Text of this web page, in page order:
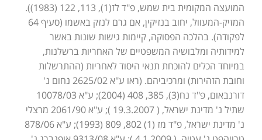
המועצה המקומית בית שמש, פ"ד לז(1), 113, 122 (1983)).
המזיק-המעוול, יחוב בנזיקין, אם גרם לנזק באשמו (סעיף 64
לפקודה). בהלכה הפסוקה, קיימות גישות שונות באשר
למידותיה ומלבושיה המשפטיים של האחריות ברשלנות,
במיוחד הכלים להוכחת תנאי היסוד לאחריות (ההתרשלות
וחובת הזהירות) ומרכיביהם. (ראו ע"א 2625/02 נחום נ'
דורנבאום, פ"ד נח(3), 385, 408 (2004); ע"א 10078/03
שתיל נ' מדינת ישראל, ( 19.3.2007 ); ע"א 2061/90 מרצלי
נ' מדינת ישראל, פ"ד מז (1) 802, 809 (1993); ע"א 878/06